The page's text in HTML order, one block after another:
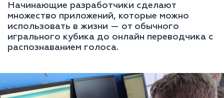
Начинающие разработчики сделают
множество приложений, которые можно
использовать в жизни — от обычного
игрального кубика до онлайн переводчика с
распознаванием голоса.